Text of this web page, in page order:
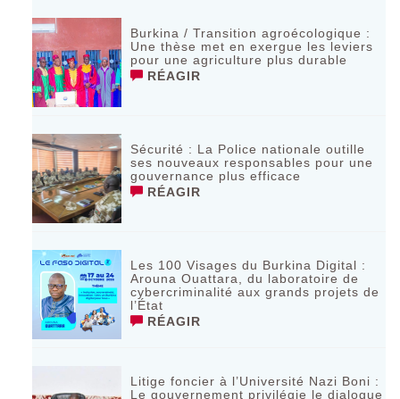
Burkina / Transition agroécologique :
Une thèse met en exergue les leviers
pour une agriculture plus durable
RÉAGIR
Sécurité : La Police nationale outille
ses nouveaux responsables pour une
gouvernance plus efficace
RÉAGIR
Les 100 Visages du Burkina Digital :
Arouna Ouattara, du laboratoire de
cybercriminalité aux grands projets de
l’État
RÉAGIR
Litige foncier à l’Université Nazi Boni :
Le gouvernement privilégie le dialogue